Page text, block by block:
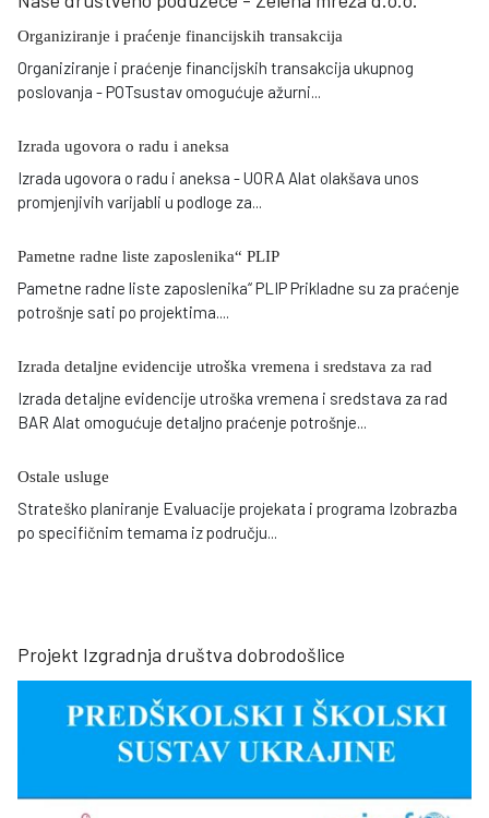
Organiziranje i praćenje financijskih transakcija
Organiziranje i praćenje financijskih transakcija ukupnog
poslovanja - POTsustav omogućuje ažurni...
Izrada ugovora o radu i aneksa
Izrada ugovora o radu i aneksa - UORA Alat olakšava unos
promjenjivih varijabli u podloge za...
Pametne radne liste zaposlenika“ PLIP
Pametne radne liste zaposlenika“ PLIP Prikladne su za praćenje
potrošnje sati po projektima....
Izrada detaljne evidencije utroška vremena i sredstava za rad
Izrada detaljne evidencije utroška vremena i sredstava za rad
BAR Alat omogućuje detaljno praćenje potrošnje...
Ostale usluge
Strateško planiranje Evaluacije projekata i programa Izobrazba
po specifičnim temama iz području...
Projekt Izgradnja društva dobrodošlice